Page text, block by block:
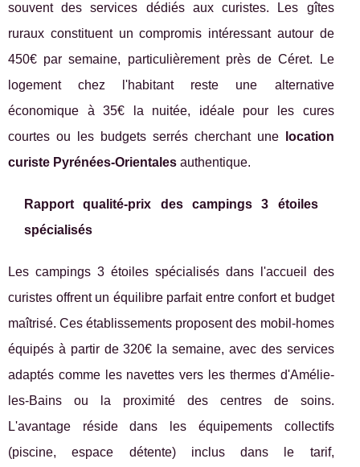
souvent des services dédiés aux curistes. Les gîtes
ruraux constituent un compromis intéressant autour de
450€ par semaine, particulièrement près de Céret. Le
logement chez l'habitant reste une alternative
économique à 35€ la nuitée, idéale pour les cures
courtes ou les budgets serrés cherchant une
location
curiste Pyrénées-Orientales authentique.
Rapport qualité-prix des campings 3 étoiles
spécialisés
Les campings 3 étoiles spécialisés dans l'accueil des
curistes offrent un équilibre parfait entre confort et budget
maîtrisé. Ces établissements proposent des mobil-homes
équipés à partir de 320€ la semaine, avec des services
adaptés comme les navettes vers les thermes d'Amélie-
les-Bains ou la proximité des centres de soins.
L'avantage réside dans les équipements collectifs
(piscine, espace détente) inclus dans le tarif,